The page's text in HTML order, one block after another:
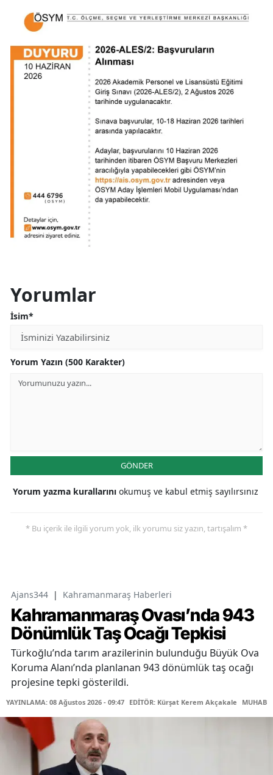
Yorumlar
İsim*
Yorum Yazın (500 Karakter)
GÖNDER
Yorum yazma kurallarını okumuş ve kabul etmiş sayılırsınız
* Bu içerik ile ilgili yorum yok, ilk yorumu siz yazın, tartışalım *
Ajans344 | Kahramanmaraş Haberleri
Kahramanmaraş Ovası’nda 943
Dönümlük Taş Ocağı Tepkisi
Türkoğlu’nda tarım arazilerinin bulunduğu Büyük Ova
Koruma Alanı’nda planlanan 943 dönümlük taş ocağı
projesine tepki gösterildi.
YAYINLAMA: 08 Ağustos 2026 - 09:47 EDİTÖR: Kürşat Kerem Akçakale